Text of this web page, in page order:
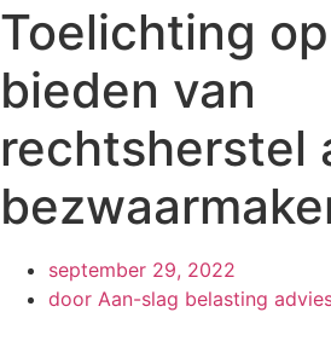
Toelichting
bieden van
rechtsherstel
september 29, 2022
door Aan-slag belasting